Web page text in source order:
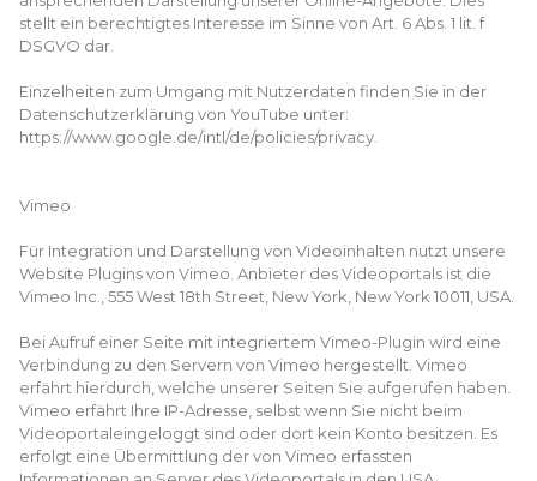
stellt ein berechtigtes Interesse im Sinne von Art. 6 Abs. 1 lit. f
DSGVO dar.
Einzelheiten zum Umgang mit Nutzerdaten finden Sie in der
Datenschutzerklärung von YouTube unter:
https://www.google.de/intl/de/policies/privacy.
Vimeo
Für Integration und Darstellung von Videoinhalten nutzt unsere
Website Plugins von Vimeo. Anbieter des Videoportals ist die
Vimeo Inc., 555 West 18th Street, New York, New York 10011, USA.
Bei Aufruf einer Seite mit integriertem Vimeo-Plugin wird eine
Verbindung zu den Servern von Vimeo hergestellt. Vimeo
erfährt hierdurch, welche unserer Seiten Sie aufgerufen haben.
Vimeo erfährt Ihre IP-Adresse, selbst wenn Sie nicht beim
Videoportaleingeloggt sind oder dort kein Konto besitzen. Es
erfolgt eine Übermittlung der von Vimeo erfassten